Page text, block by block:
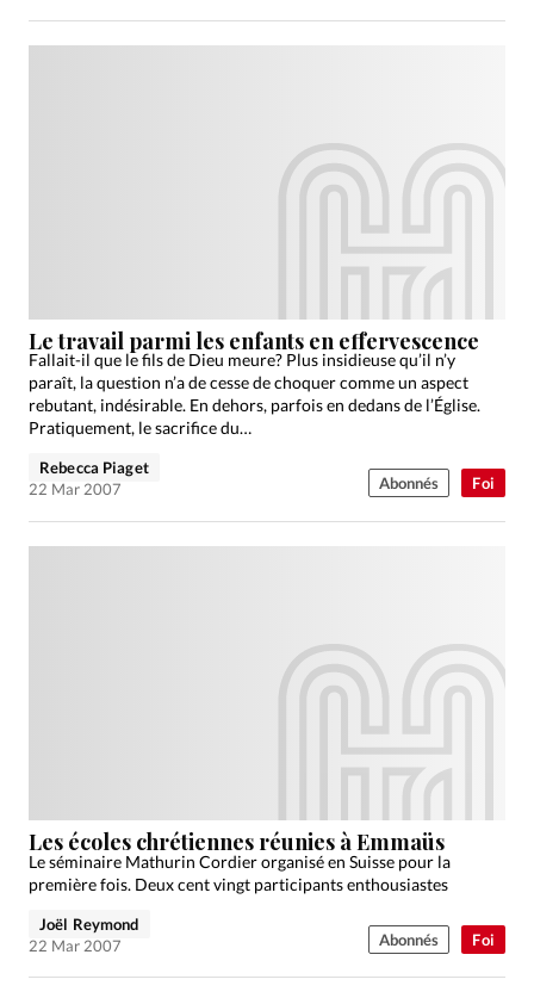
Opinions
Publireportage
Relations Aujourd'hui
Société
Tour du monde des Eglises
Foi
Le travail parmi les enfants en effervescence
Fallait-il que le fils de Dieu meure? Plus insidieuse qu’il n’y
paraît, la question n’a de cesse de choquer comme un aspect
rebutant, indésirable. En dehors, parfois en dedans de l’Église.
Pratiquement, le sacrifice du…
Rebecca Piaget
22 Mar 2007
Abonnés
Foi
Les écoles chrétiennes réunies à Emmaüs
Le séminaire Mathurin Cordier organisé en Suisse pour la
première fois. Deux cent vingt participants enthousiastes
Joël Reymond
22 Mar 2007
Abonnés